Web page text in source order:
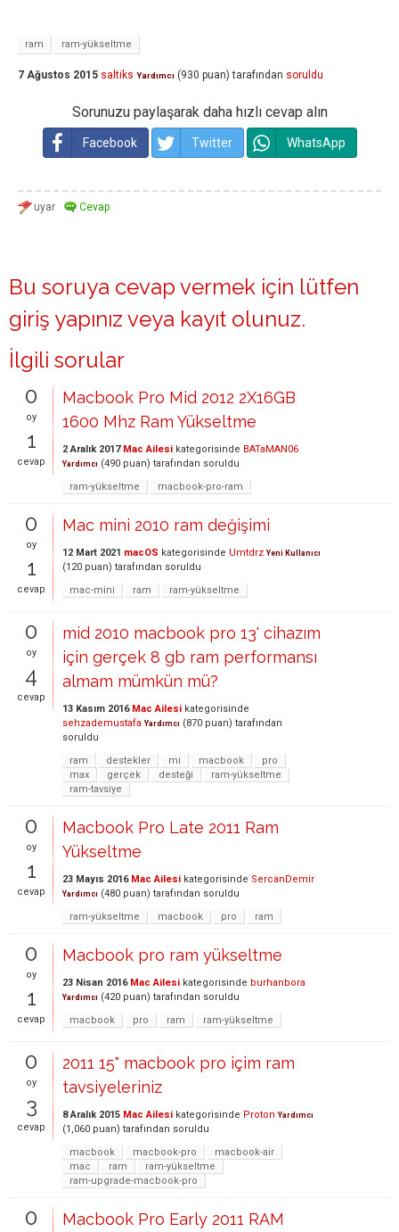
ram ram-yükseltme
7 Ağustos 2015 saltiks Yardımcı (930 puan) tarafından soruldu
Sorunuzu paylaşarak daha hızlı cevap alın
Facebook Twitter WhatsApp
Bu soruya cevap vermek için lütfen
giriş yapınız veya kayıt olunuz.
İlgili sorular
0
oy
1
cevap
Macbook Pro Mid 2012 2X16GB
1600 Mhz Ram Yükseltme
2 Aralık 2017 Mac Ailesi kategorisinde BATaMAN06
Yardımcı (490 puan) tarafından soruldu
ram-yükseltme
macbook-pro-ram
0
oy
1
cevap
Mac mini 2010 ram değişimi
12 Mart 2021 macOS kategorisinde Umtdrz Yeni Kullanıcı
(120 puan) tarafından soruldu
mac-mini
ram ram-yükseltme
0
oy
4
cevap
mid 2010 macbook pro 13' cihazım
için gerçek 8 gb ram performansı
almam mümkün mü?
13 Kasım 2016 Mac Ailesi kategorisinde
sehzademustafa Yardımcı (870 puan) tarafından
soruldu
ram
destekler mi macbook
pro
max
gerçek desteği
ram-yükseltme
ram-tavsiye
0
oy
1
cevap
Macbook Pro Late 2011 Ram
Yükseltme
23 Mayıs 2016 Mac Ailesi kategorisinde SercanDemir
Yardımcı (480 puan) tarafından soruldu
ram-yükseltme
macbook pro ram
0
oy
1
cevap
Macbook pro ram yükseltme
23 Nisan 2016 Mac Ailesi kategorisinde burhanbora
Yardımcı (420 puan) tarafından soruldu
macbook
pro ram ram-yükseltme
0
oy
3
cevap
2011 15" macbook pro içim ram
tavsiyeleriniz
8 Aralık 2015 Mac Ailesi kategorisinde Proton Yardımcı
(1,060 puan) tarafından soruldu
macbook
macbook-pro
macbook-air
mac
ram
ram-yükseltme
ram-upgrade-macbook-pro
0
Macbook Pro Early 2011 RAM